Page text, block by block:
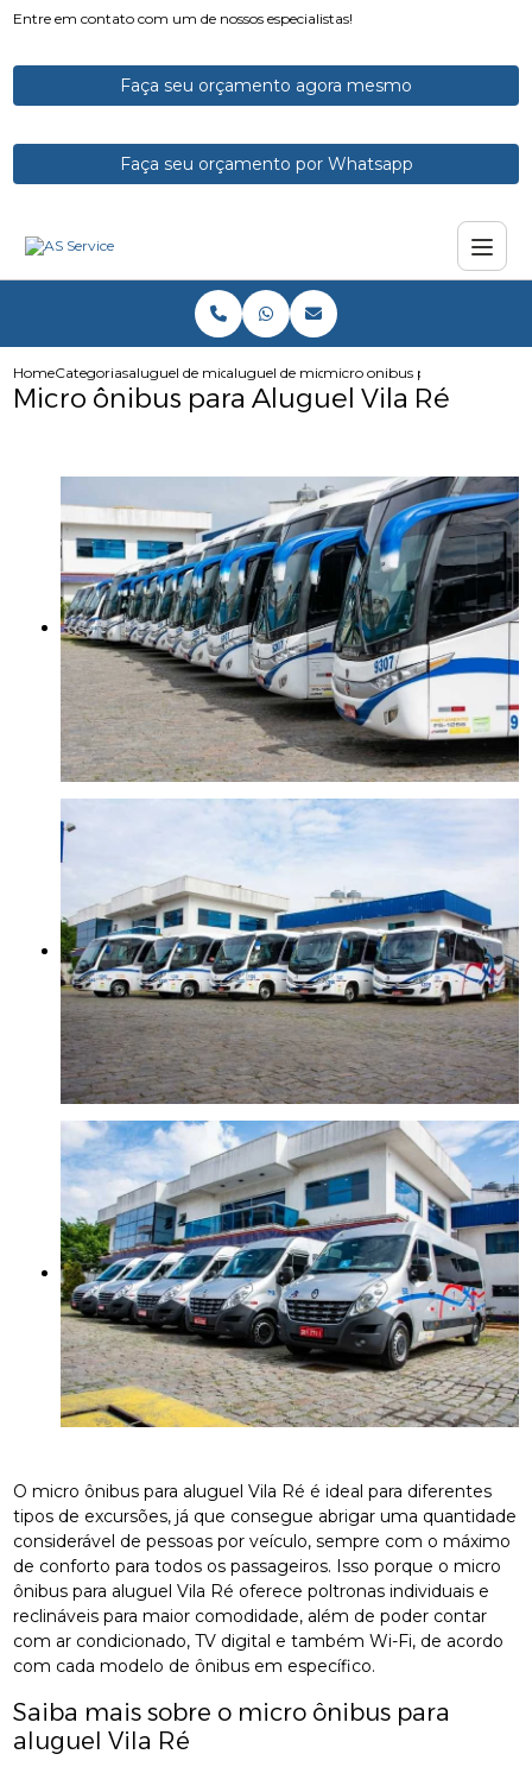
Entre em contato com um de nossos especialistas!
Faça seu orçamento agora mesmo
Faça seu orçamento por Whatsapp
HomeCategoriasaluguel de micro onibusaluguel de microonibusmicro onibus para aluguel
Micro ônibus para Aluguel Vila Ré
O micro ônibus para aluguel Vila Ré é ideal para diferentes
tipos de excursões, já que consegue abrigar uma quantidade
considerável de pessoas por veículo, sempre com o máximo
de conforto para todos os passageiros. Isso porque o micro
ônibus para aluguel Vila Ré oferece poltronas individuais e
reclináveis para maior comodidade, além de poder contar
com ar condicionado, TV digital e também Wi-Fi, de acordo
com cada modelo de ônibus em específico.
Saiba mais sobre o micro ônibus para
aluguel Vila Ré